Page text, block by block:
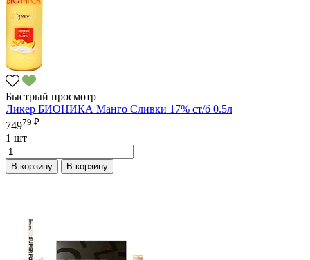
Быстрый просмотр
Ликер БИОНИКА Манго Сливки 17% ст/б 0.5л
74979 ₽
1 шт
В корзину В корзину